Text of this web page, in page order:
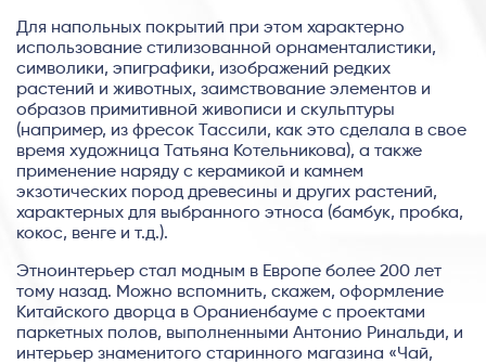
Для напольных покрытий при этом характерно
использование стилизованной орнаменталистики,
символики, эпиграфики, изображений редких
растений и животных, заимствование элементов и
образов примитивной живописи и скульптуры
(например, из фресок Тассили, как это сделала в свое
время художница Татьяна Котельникова), а также
применение наряду с керамикой и камнем
экзотических пород древесины и других растений,
характерных для выбранного этноса (бамбук, пробка,
кокос, венге и т.д.).
Этноинтерьер стал модным в Европе более 200 лет
тому назад. Можно вспомнить, скажем, оформление
Китайского дворца в Ораниенбауме с проектами
паркетных полов, выполненными Антонио Ринальди, и
интерьер знаменитого старинного магазина «Чай,